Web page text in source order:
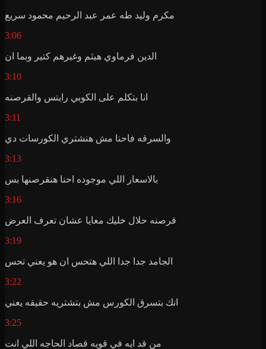
مكرم وليد طه عمر عبد الرحيم محمود سريع
3:06
الدين فرماوي هيثم وغيرهم كتير وبما ان
3:10
انا بتكلم على الكوبي رايتس والقرصنه
3:11
والسرقه فاحنا مش هنشتري الكورسات دي
3:13
بالاسعار اللي موجوده احنا هنقرصنها بس
3:16
قرصنه حلال خليك معايا عشان تعرف العرض
3:19
الجامد جدا جدا اللي هتحس ان هو يعني تحس
3:22
انك بتسرق الكورس مش بتشتريه حقيقه يعني
3:25
من قد ايه في قويه قصاد الحاجه اللي انت